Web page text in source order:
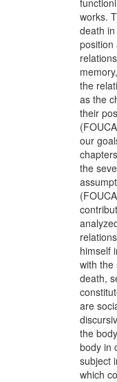
works.
death
position
the
as the
their
our
the
himself
with the
death,
are
the
body in
subject
which